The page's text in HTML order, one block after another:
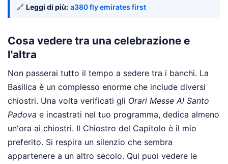
🔗 Leggi di più: a380 fly emirates first
Cosa vedere tra una celebrazione e
l'altra
Non passerai tutto il tempo a sedere tra i banchi. La
Basilica è un complesso enorme che include diversi
chiostri. Una volta verificati gli Orari Messe Al Santo
Padova e incastrati nel tuo programma, dedica almeno
un'ora ai chiostri. Il Chiostro del Capitolo è il mio
preferito. Si respira un silenzio che sembra
appartenere a un altro secolo. Qui puoi vedere le